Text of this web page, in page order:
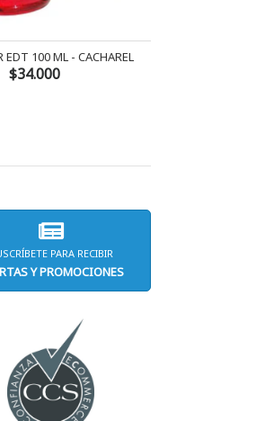
EDT 100 ML - CACHAREL
$34.000
PARA RECIBIR
Y PROMOCIONES